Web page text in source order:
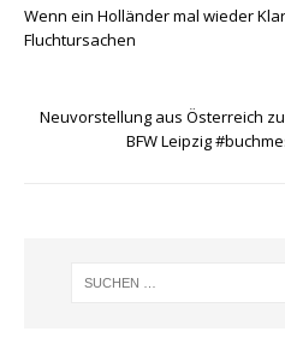
Wenn ein Holländer mal wieder
Fluchtursachen
Neuvorstellung aus Österreich
BFW Leipzig